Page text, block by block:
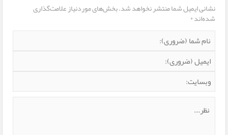
نشانی ایمیل شما منتشر نخواهد شد.بخش‌های موردنیاز علامت‌گذاری
شده‌اند*